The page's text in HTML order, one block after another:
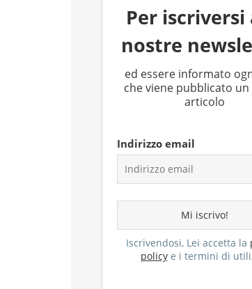
Per iscriversi
nostre
ed essere informato
che viene pubblicato
articolo
Indirizzo email
Iscrivendosi, Lei accetta la
policye i termini di